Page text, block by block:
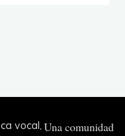
vocal, Una comunidad